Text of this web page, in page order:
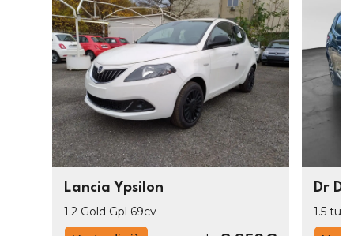
Lancia Ypsilon
1.2 Gold Gpl 69cv
Dr Dr
1.5